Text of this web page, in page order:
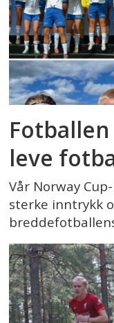
leve
Vår Norway
sterke inntrykk